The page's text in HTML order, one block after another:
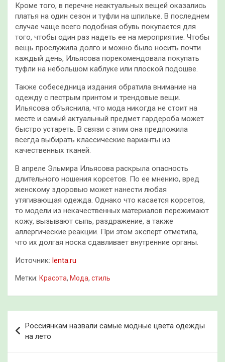
Кроме того, в перечне неактуальных вещей оказались
платья на один сезон и туфли на шпильке. В последнем
случае чаще всего подобная обувь покупается для
того, чтобы один раз надеть ее на мероприятие. Чтобы
вещь прослужила долго и можно было носить почти
каждый день, Ильясова порекомендовала покупать
туфли на небольшом каблуке или плоской подошве.
Также собеседница издания обратила внимание на
одежду с пестрым принтом и трендовые вещи.
Ильясова объяснила, что мода никогда не стоит на
месте и самый актуальный предмет гардероба может
быстро устареть. В связи с этим она предложила
всегда выбирать классические варианты из
качественных тканей.
В апреле Эльмира Ильясова раскрыла опасность
длительного ношения корсетов. По ее мнению, вред
женскому здоровью может нанести любая
утягивающая одежда. Однако что касается корсетов,
то модели из некачественных материалов пережимают
кожу, вызывают сыпь, раздражение, а также
аллергические реакции. При этом эксперт отметила,
что их долгая носка сдавливает внутренние органы.
Источник: lenta.ru
Метки: Красота, Мода, стиль
по
записям
Россиянкам назвали самые модные цвета одежды
на лето